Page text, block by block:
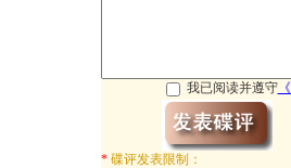
我已阅读并遵守《
* 碟评发表限制：